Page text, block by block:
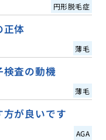
円形脱毛症
正体
薄毛
検査の動機
薄毛
が良いです
AGA